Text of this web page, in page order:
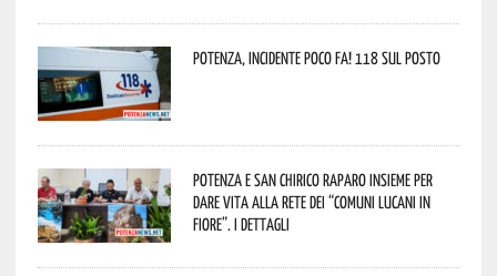
Potenza, incidente poco fa! 118 sul posto
Potenza e San Chirico Raparo insieme per
dare vita alla rete dei “Comuni Lucani in
Fiore”. I dettagli